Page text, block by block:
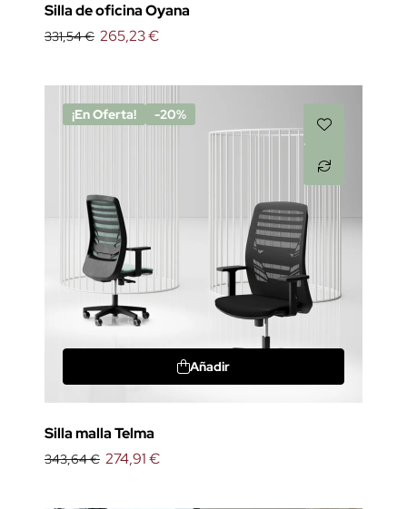
Silla de oficina Oyana
331,54 € 265,23 €
¡En Oferta! -20%
Añadir
Silla malla Telma
343,64 € 274,91 €